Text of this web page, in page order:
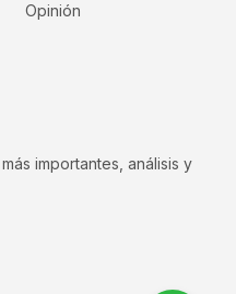
Opinión
importantes, análisis y